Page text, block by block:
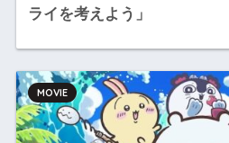
ライを考えよう」
MOVIE